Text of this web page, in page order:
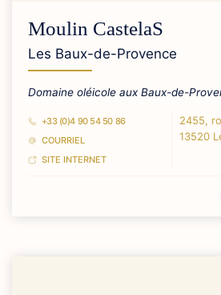
Moulin CastelaS
Les Baux-de-Provence
Domaine oléicole aux Baux-de-
+33 (0)4 90 54 50 86
COURRIEL
SITE INTERNET
2455,
13520